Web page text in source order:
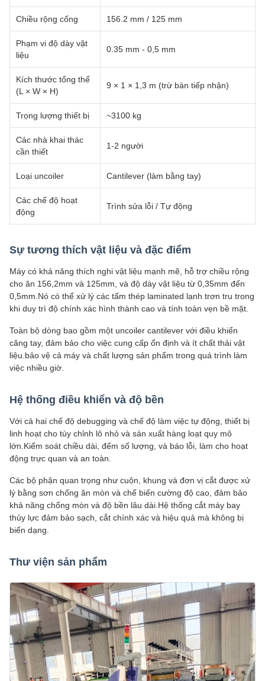
Chiều rộng cống 156.2 mm / 125 mm
Phạm vi độ dày vật
liệu
0.35 mm - 0,5 mm
Kích thước tổng thể
(L × W × H)
9 × 1 × 1,3 m (trừ bàn tiếp nhận)
Trọng lượng thiết bị ~3100 kg
Các nhà khai thác
cần thiết
1-2 người
Loại uncoiler Cantilever (làm bằng tay)
Các chế độ hoạt
động
Trình sửa lỗi / Tự động
Sự tương thích vật liệu và đặc điểm
Máy có khả năng thích nghi vật liệu mạnh mẽ, hỗ trợ chiều rộng
cho ăn 156,2mm và 125mm, và độ dày vật liệu từ 0,35mm đến
0,5mm.Nó có thể xử lý các tấm thép laminated lạnh trơn tru trong
khi duy trì độ chính xác hình thành cao và tính toàn vẹn bề mặt.
Toàn bộ dòng bao gồm một uncoiler cantilever với điều khiển
căng tay, đảm bảo cho việc cung cấp ổn định và ít chất thải vật
liệu.bảo vệ cả máy và chất lượng sản phẩm trong quá trình làm
việc nhiều giờ.
Hệ thống điều khiển và độ bền
Với cả hai chế độ debugging và chế độ làm việc tự động, thiết bị
linh hoạt cho tùy chỉnh lô nhỏ và sản xuất hàng loạt quy mô
lớn.Kiểm soát chiều dài, đếm số lượng, và báo lỗi, làm cho hoạt
động trực quan và an toàn.
Các bộ phận quan trọng như cuộn, khung và đơn vị cắt được xử
lý bằng sơn chống ăn mòn và chế biến cường độ cao, đảm bảo
khả năng chống mòn và độ bền lâu dài.Hệ thống cắt máy bay
thủy lực đảm bảo sạch, cắt chính xác và hiệu quả mà không bị
biến dạng.
Thư viện sản phẩm